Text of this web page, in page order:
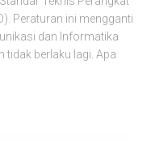
Peraturan ini mengganti
dan Informatika
tidak berlaku lagi. Apa